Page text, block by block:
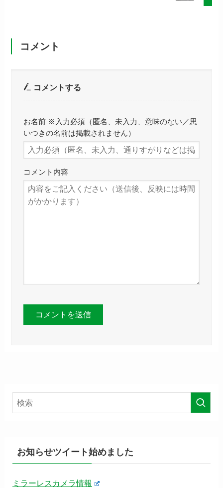
コメント
コメントする
お名前 ※入力必須（匿名、未入力、意味のない／思
いつきの名前は掲載されません）
コメント内容
お知らせツイート始めました
ミラーレスカメラ情報